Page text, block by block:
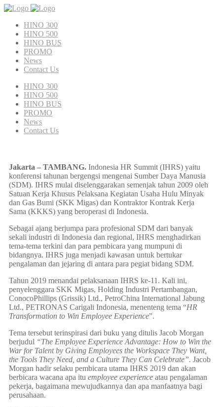
HINO 300
HINO 500
HINO BUS
PROMO
News
Contact Us
HINO 300
HINO 500
HINO BUS
PROMO
News
Contact Us
Jakarta – TAMBANG. Indonesia HR Summit (IHRS) yaitu
konferensi tahunan bergengsi mengenai Sumber Daya Manusia
(SDM). IHRS mulai diselenggarakan semenjak tahun 2009 oleh
Satuan Kerja Khusus Pelaksana Kegiatan Usaha Hulu Minyak
dan Gas Bumi (SKK Migas) dan Kontraktor Kontrak Kerja
Sama (KKKS) yang beroperasi di Indonesia.
Sebagai ajang berjumpa para profesional SDM dari banyak
sekali industri di Indonesia dan regional, IHRS menghadirkan
tema-tema terkini dan para pembicara yang mumpuni di
bidangnya. IHRS juga menjadi kawasan untuk bertukar
pengalaman dan jejaring di antara para pegiat bidang SDM.
Tahun 2019 menandai pelaksanaan IHRS ke-11. Kali ini,
penyelenggara SKK Migas, Holding Industri Pertambangan,
ConocoPhillips (Grissik) Ltd., PetroChina International Jabung
Ltd., PETRONAS Carigali Indonesia, menenteng tema “HR
Transformation to Win Employee Experience”.
Tema tersebut terinspirasi dari buku yang ditulis Jacob Morgan
berjudul “The Employee Experience Advantage: How to Win the
War for Talent by Giving Employees the Workspace They Want,
the Tools They Need, and a Culture They Can Celebrate”. Jacob
Morgan hadir selaku pembicara utama IHRS 2019 dan akan
berbicara wacana apa itu employee experience atau pengalaman
pekerja, bagaimana mewujudkannya dan apa manfaatnya bagi
perusahaan.